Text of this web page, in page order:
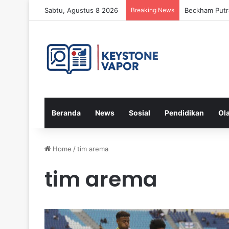
Sabtu, Agustus 8 2026 Breaking News Beckham
Beranda News Sosial Pendidikan
Home /tim arema
tim arema